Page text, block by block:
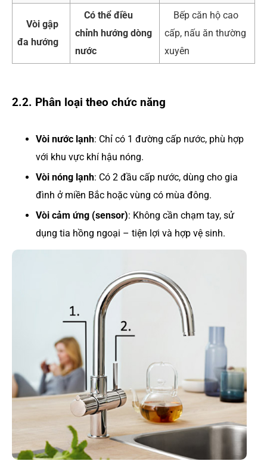
Vòi gập
đa hướng
Có thể điều
chỉnh hướng dòng
nước
Bếp căn hộ cao
cấp, nấu ăn thường
xuyên
2.2. Phân loại theo chức năng
Vòi nước lạnh: Chỉ có 1 đường cấp nước, phù hợp
với khu vực khí hậu nóng.
Vòi nóng lạnh: Có 2 đầu cấp nước, dùng cho gia
đình ở miền Bắc hoặc vùng có mùa đông.
Vòi cảm ứng (sensor): Không cần chạm tay, sử
dụng tia hồng ngoại – tiện lợi và hợp vệ sinh.